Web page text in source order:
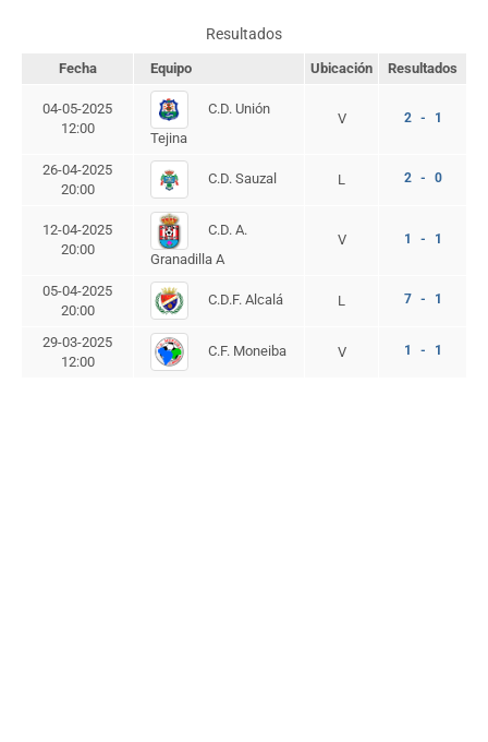
Resultados
Fecha Equipo Ubicación Resultados
04-05-2025
12:00
C.D. Unión
Tejina
V 2 - 1
26-04-2025
20:00
C.D. Sauzal L 2 - 0
12-04-2025
20:00
C.D. A.
Granadilla A
V 1 - 1
05-04-2025
20:00
C.D.F. Alcalá L 7 - 1
29-03-2025
12:00
C.F. Moneiba V 1 - 1